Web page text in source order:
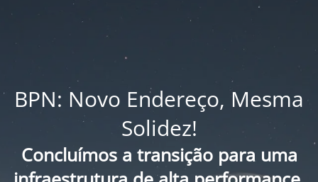
BPN: Novo Endereço, Mesma
Solidez!
Concluímos a transição para uma